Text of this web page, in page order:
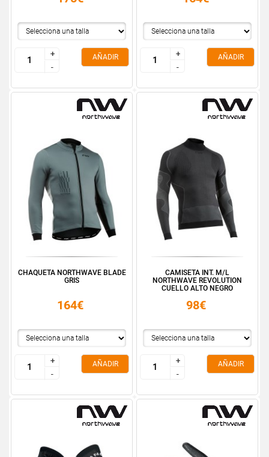
+
-
+
-
AÑADIR
+
-
+
-
AÑADIR
CHAQUETA NORTHWAVE BLADE
GRIS
164€
+
-
+
-
AÑADIR
CAMISETA INT. M/L
NORTHWAVE REVOLUTION
CUELLO ALTO NEGRO
98€
+
-
+
-
AÑADIR